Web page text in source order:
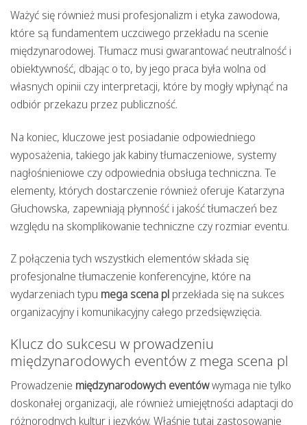
Ważyć się również musi profesjonalizm i etyka zawodowa,
które są fundamentem uczciwego przekładu na scenie
międzynarodowej. Tłumacz musi gwarantować neutralność i
obiektywność, dbając o to, by jego praca była wolna od
własnych opinii czy interpretacji, które by mogły wpłynąć na
odbiór przekazu przez publiczność.
Na koniec, kluczowe jest posiadanie odpowiedniego
wyposażenia, takiego jak kabiny tłumaczeniowe, systemy
nagłośnieniowe czy odpowiednia obsługa techniczna. Te
elementy, których dostarczenie również oferuje Katarzyna
Głuchowska, zapewniają płynność i jakość tłumaczeń bez
względu na skomplikowanie techniczne czy rozmiar eventu.
Z połączenia tych wszystkich elementów składa się
profesjonalne tłumaczenie konferencyjne, które na
wydarzeniach typu mega scena pl przekłada się na sukces
organizacyjny i komunikacyjny całego przedsięwzięcia.
Klucz do sukcesu w prowadzeniu
międzynarodowych eventów z mega scena pl
Prowadzenie międzynarodowych eventówwymaga nie tylko
doskonałej organizacji, ale również umiejętności adaptacji do
różnorodnych kultur i języków. Właśnie tutaj zastosowanie